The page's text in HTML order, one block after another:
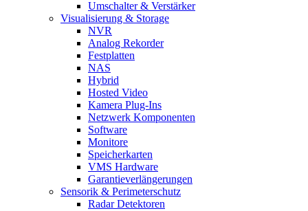
Umschalter & Verstärker
Visualisierung & Storage
NVR
Analog Rekorder
Festplatten
NAS
Hybrid
Hosted Video
Kamera Plug-Ins
Netzwerk Komponenten
Software
Monitore
Speicherkarten
VMS Hardware
Garantieverlängerungen
Sensorik & Perimeterschutz
Radar Detektoren